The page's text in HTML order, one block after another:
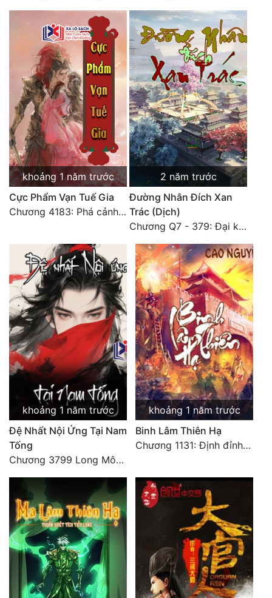
khoảng 1 năm trước
Cực Phẩm Vạn Tuế Gia
Chương 4183: Phá cảnh Chí Đạo cảnh hậu kỳ
2 năm trước
Đường Nhân Đích Xan
Trác (Dịch)
Chương Q7 - 379: Đại kết cục: Về nhà là phải vui vẻ. (2)
khoảng 1 năm trước
Đệ Nhất Nội Ứng Tại Nam
Tống
Chương 3799 Long Môn Thập Lục, Cô Đỉnh Ánh Sáng Mặt Trời
khoảng 1 năm trước
Binh Lâm Thiên Hạ
Chương 1131: Định đỉnh thiên hạ (HẾT)